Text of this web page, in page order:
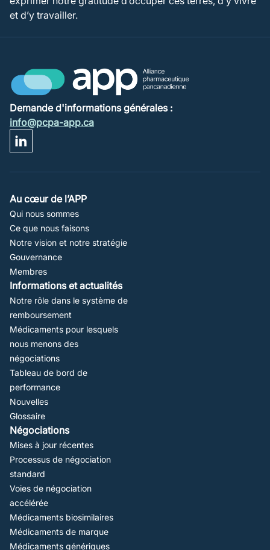
et d’y travailler.
Demande d'informations générales :
info@pcpa-app.ca
Footer
Navigation
Au cœur de l’APP
Qui nous sommes
Ce que nous faisons
Notre vision et notre stratégie
Gouvernance
Membres
Informations et actualités
Notre rôle dans le système de
remboursement
Médicaments pour lesquels
nous menons des
négociations
Tableau de bord de
performance
Nouvelles
Glossaire
Négociations
Mises à jour récentes
Processus de négociation
standard
Voies de négociation
accélérée
Médicaments biosimilaires
Médicaments de marque
Médicaments génériques